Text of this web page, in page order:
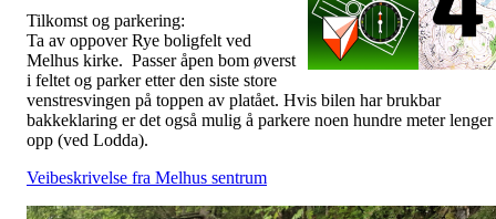
Tilkomst og parkering:
Ta av oppover Rye boligfelt ved
Melhus kirke. Passer åpen bom øverst
i feltet og parker etter den siste store
venstresvingen på toppen av platået. Hvis bilen har brukbar
bakkeklaring er det også mulig å parkere noen hundre meter lenger
opp (ved Lodda).
Veibeskrivelse fra Melhus sentrum